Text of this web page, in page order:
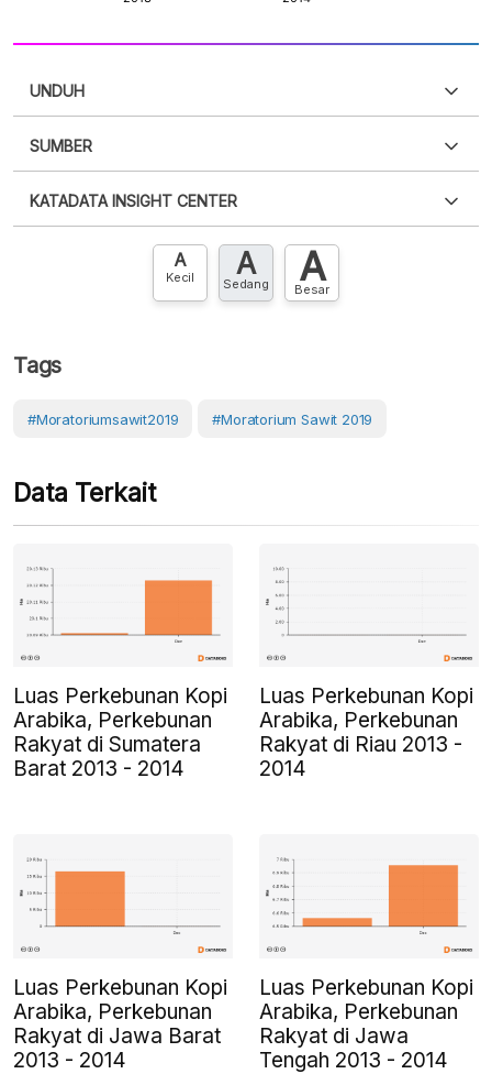
UNDUH
XLS
SUMBER
punya akun?Silakan Daftar sekarang
KATADATA INSIGHT CENTER
Hubungi sekarang »
A
Kecil A
Sedang A
Besar
Tags
#Moratoriumsawit2019 #Moratorium Sawit 2019
Data Terkait
Luas Perkebunan Kopi
Arabika, Perkebunan
Rakyat di Sumatera
Barat 2013 - 2014
Luas Perkebunan Kopi
Arabika, Perkebunan
Rakyat di Riau 2013 -
2014
Luas Perkebunan Kopi
Arabika, Perkebunan
Rakyat di Jawa Barat
2013 - 2014
Luas Perkebunan Kopi
Arabika, Perkebunan
Rakyat di Jawa
Tengah 2013 - 2014